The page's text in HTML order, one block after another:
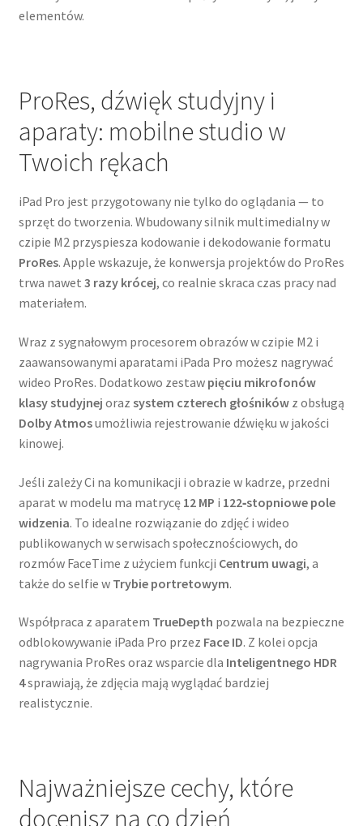
elementów.
ProRes, dźwięk studyjny i
aparaty: mobilne studio w
Twoich rękach
iPad Pro jest przygotowany nie tylko do oglądania — to
sprzęt do tworzenia. Wbudowany silnik multimedialny w
czipie M2 przyspiesza kodowanie i dekodowanie formatu
ProRes. Apple wskazuje, że konwersja projektów do ProRes
trwa nawet 3 razy krócej, co realnie skraca czas pracy nad
materiałem.
Wraz z sygnałowym procesorem obrazów w czipie M2 i
zaawansowanymi aparatami iPada Pro możesz nagrywać
wideo ProRes. Dodatkowo zestaw pięciu mikrofonów
klasy studyjnej oraz system czterech głośnikówz obsługą
Dolby Atmosumożliwia rejestrowanie dźwięku w jakości
kinowej.
Jeśli zależy Ci na komunikacji i obrazie w kadrze, przedni
aparat w modelu ma matrycę 12 MP i 122‑stopniowe pole
widzenia. To idealne rozwiązanie do zdjęć i wideo
publikowanych w serwisach społecznościowych, do
rozmów FaceTime z użyciem funkcji Centrum uwagi, a
także do selfie w Trybie portretowym.
Współpraca z aparatem TrueDepth pozwala na bezpieczne
odblokowywanie iPada Pro przez Face ID. Z kolei opcja
nagrywania ProRes oraz wsparcie dla Inteligentnego HDR
4sprawiają, że zdjęcia mają wyglądać bardziej
realistycznie.
Najważniejsze cechy, które
docenisz na co dzień